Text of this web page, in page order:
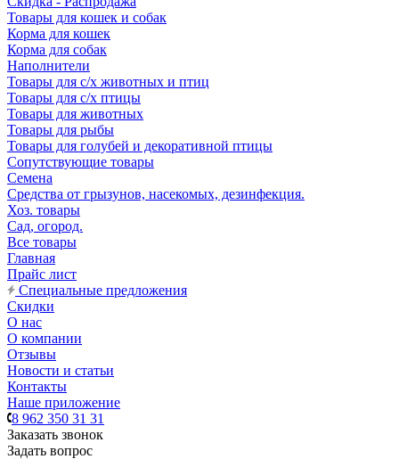
Товары для кошек и собак
Корма для кошек
Корма для собак
Наполнители
Товары для с/х животных и птиц
Товары для с/х птицы
Товары для животных
Товары для рыбы
Товары для голубей и декоративной птицы
Сопутствующие товары
Семена
Средства от грызунов, насекомых, дезинфекция.
Хоз. товары
Сад, огород.
Все товары
Главная
Прайс лист
Специальные предложения
Скидки
О нас
О компании
Отзывы
Новости и статьи
Контакты
Наше приложение
8 962 350 31 31
Заказать звонок
Задать вопрос